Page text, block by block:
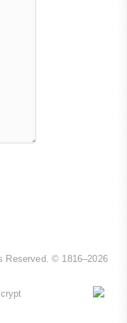
Reserved. © 1816–2026